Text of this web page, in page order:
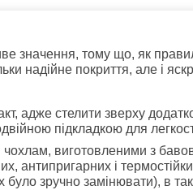
значення, тому що, як
надійне покриття, але і
адже стелити зверху
підкладкою для
виготовленими з
антипригарних і
зручно замінювати), в